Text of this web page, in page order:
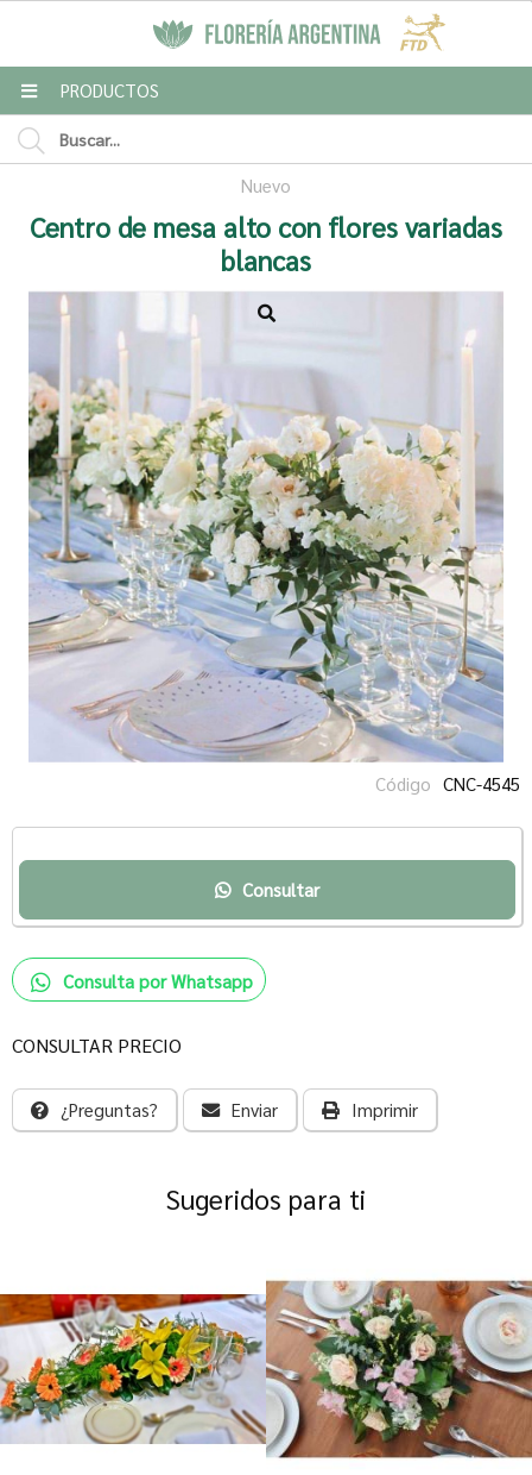
MI COMPRA
PRODUCTOS
Nuevo
Centro de mesa alto con flores variadas
blancas
Código CNC-4545
Consultar
Consulta por Whatsapp
CONSULTAR PRECIO
¿Preguntas? Enviar Imprimir
Sugeridos para ti